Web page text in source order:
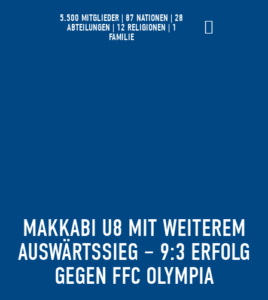
5.500 MITGLIEDER | 87 NATIONEN | 28
ABTEILUNGEN | 12 RELIGIONEN | 1
FAMILIE
MAKKABI U8 MIT WEITEREM
AUSWÄRTSSIEG – 9:3 ERFOLG
GEGEN FFC OLYMPIA